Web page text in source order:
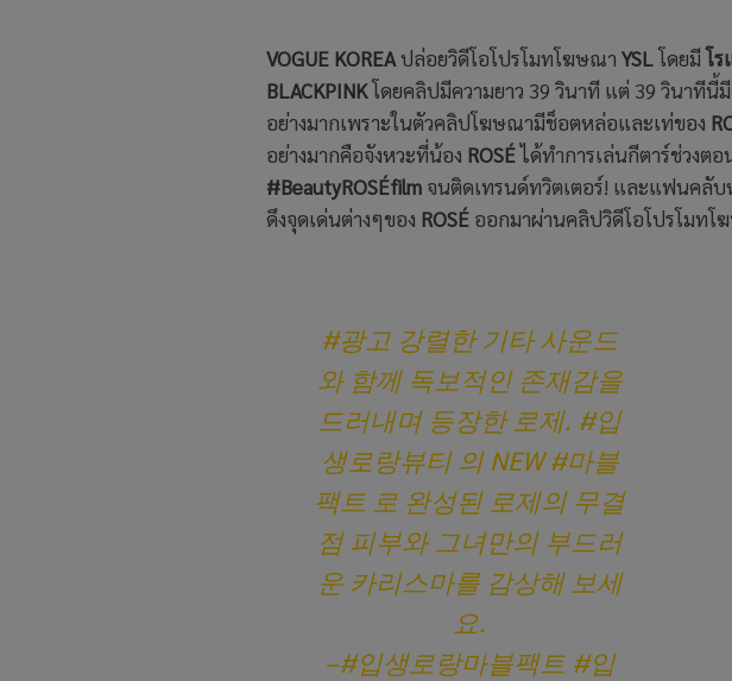
VOGUE KOREAปล่อยวิดีโอโปรโมทโฆษณาYSLโดยมีโ
BLACKPINKโดยคลิปมีความยาว 39 วินาที แต่ 39 วินาที
อย่างมากเพราะในตัวคลิปโฆษณามีช็อตหล่อและเท่ของ
อย่างมากคือจังหวะที่น้อง ROSÉได้ทำการเล่นกีตาร์ช่วง
#BeautyROSÉfilm จนติดเทรนด์ทวิตเตอร์! และแฟนคลั
ดึงจุดเด่นต่างๆของ ROSÉ ออกมาผ่านคลิปวิดีโอโปรโมทโ
#광고 강렬한 기타 사운드
와 함께 독보적인 존재감을
드러내며 등장한 로제. #입
생로랑뷰티의 NEW#마블
팩트 로 완성된 로제의 무결
점 피부와 그녀만의 부드러
운 카리스마를 감상해 보세
요.
–#입생로랑마블팩트 #입